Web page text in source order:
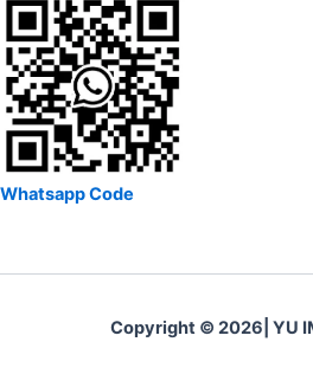
Whatsapp Code
Copyright © 2026| YU